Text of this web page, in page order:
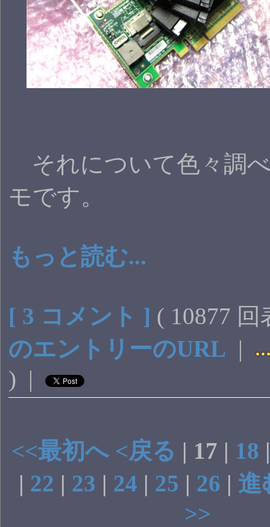
それについて色々調
モです。
もっと読む...
[ 3 コメント ] ( 10877
のエントリーのURL |
) |
<<最初へ <戻る | 17 | 18
| 22 | 23 | 24 | 25 | 26 | 進
>>